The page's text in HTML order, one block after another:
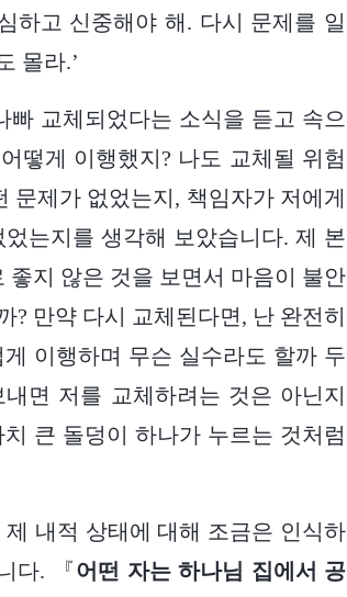
하고 신중해야 해. 다시 문제를 일
몰라.’
교체되었다는 소식을 듣고 속으
떻게 이행했지? 나도 교체될 위험
문제가 없었는지, 책임자가 저에게
는지를 생각해 보았습니다. 제 본
지 않은 것을 보면서 마음이 불안
만약 다시 교체된다면, 난 완전히
이행하며 무슨 실수라도 할까 두
면 저를 교체하려는 것은 아닌지
큰 돌덩이 하나가 누르는 것처럼
내적 상태에 대해 조금은 인식하
다. 『어떤 자는 하나님 집에서 공